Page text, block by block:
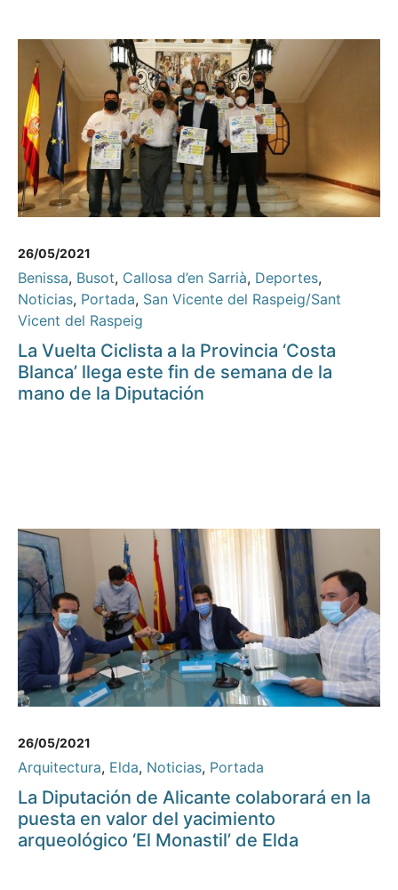
26/05/2021
Benissa, Busot, Callosa d’en Sarrià, Deportes,
Noticias, Portada, San Vicente del Raspeig/Sant
Vicent del Raspeig
La Vuelta Ciclista a la Provincia ‘Costa
Blanca’ llega este fin de semana de la
mano de la Diputación
26/05/2021
Arquitectura, Elda, Noticias, Portada
La Diputación de Alicante colaborará en la
puesta en valor del yacimiento
arqueológico ‘El Monastil’ de Elda